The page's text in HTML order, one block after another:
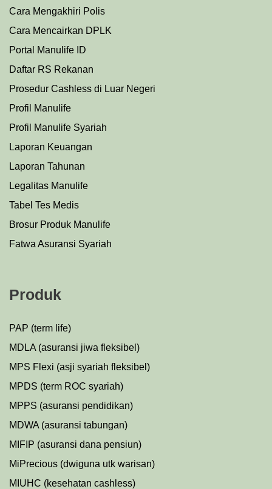
Cara Mengakhiri Polis
Cara Mencairkan DPLK
Portal Manulife ID
Daftar RS Rekanan
Prosedur Cashless di Luar Negeri
Profil Manulife
Profil Manulife Syariah
Laporan Keuangan
Laporan Tahunan
Legalitas Manulife
Tabel Tes Medis
Brosur Produk Manulife
Fatwa Asuransi Syariah
Produk
PAP (term life)
MDLA (asuransi jiwa fleksibel)
MPS Flexi (asji syariah fleksibel)
MPDS (term ROC syariah)
MPPS (asuransi pendidikan)
MDWA (asuransi tabungan)
MIFIP (asuransi dana pensiun)
MiPrecious (dwiguna utk warisan)
MIUHC (kesehatan cashless)